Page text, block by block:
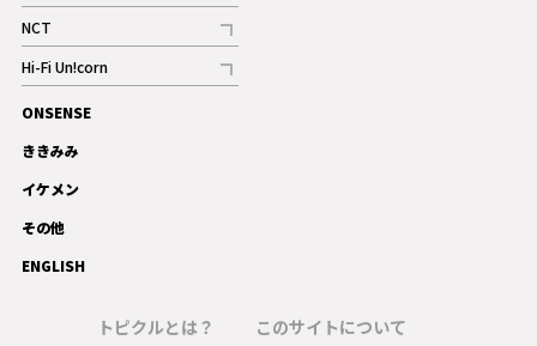
記事
NCT
記事
Hi-Fi Un!corn
記事
ギャラリー
ONSENSE
ききみみ
イケメン
その他
ENGLISH
トピクルとは？
このサイトについて